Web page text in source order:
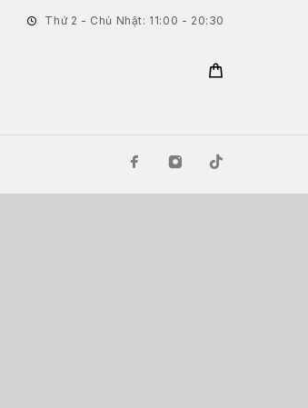
Thứ 2 - Chủ Nhật: 11:00 - 20:30